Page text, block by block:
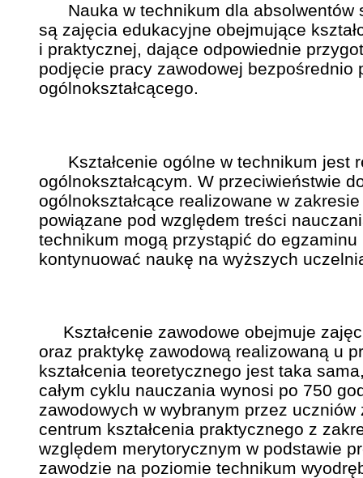
Nauka w technikum dla absolwentów
są zajęcia edukacyjne obejmujące
i praktycznej, dające odpowiednie
podjęcie pracy zawodowej bezpośrednio
ogólnokształcącego.
Kształcenie ogólne w technikum jest
ogólnokształcącym. W przeciwieństwie
ogólnokształcące realizowane w
powiązane pod względem treści
technikum mogą przystąpić do
kontynuować naukę na wyższych
Kształcenie zawodowe obejmuje
oraz praktykę zawodową realizowaną u
kształcenia teoretycznego jest taka
całym cyklu nauczania wynosi po 750
zawodowych w wybranym przez
centrum kształcenia praktycznego z
względem merytorycznym w podstawie
zawodzie na poziomie technikum